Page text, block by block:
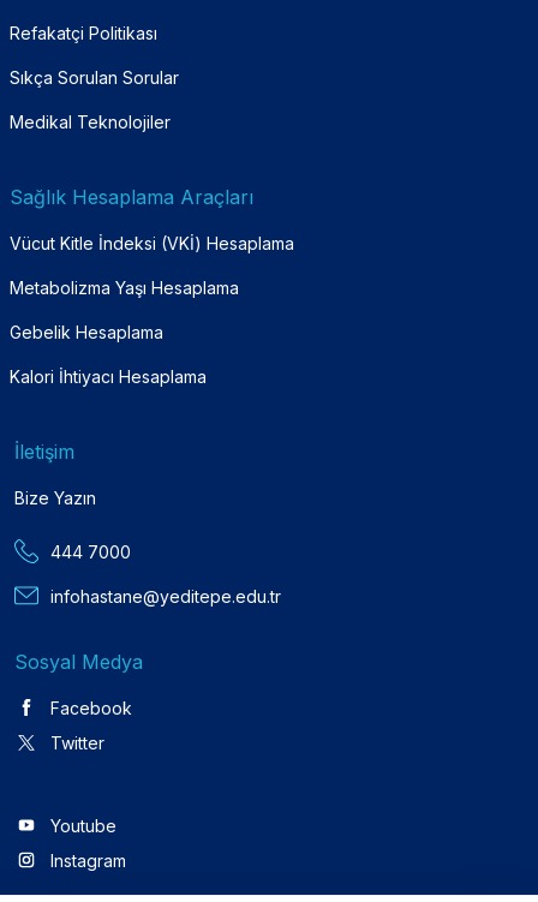
Refakatçi Politikası
Sıkça Sorulan Sorular
Medikal Teknolojiler
Sağlık Hesaplama Araçları
Vücut Kitle İndeksi (VKİ) Hesaplama
Metabolizma Yaşı Hesaplama
Gebelik Hesaplama
Kalori İhtiyacı Hesaplama
İletişim
Bize Yazın
444 7000
infohastane@yeditepe.edu.tr
Sosyal Medya
Facebook
Twitter
Youtube
Instagram